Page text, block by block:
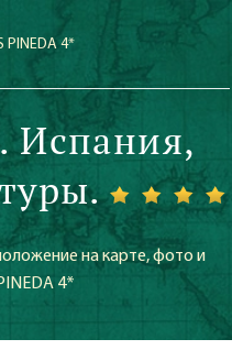
PINEDA 4*
Испания,
на карте, фото и
4*